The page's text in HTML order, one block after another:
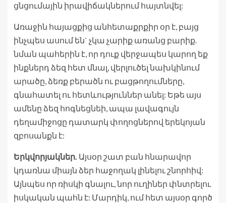
ցնցումային իրավիճակներում հայտնվել:
Առաջին հայացքից անհետաքրքիր օր է, բայց
ինչպես ասում են` չկա չարիք առանց բարիք.
նման պահերին է, որ դուք վերջապես կարող եք
ինքներդ ձեզ հետ մնալ, վերլուծել նախկինում
արածը, ձեռք բերածն ու բացթողումները,
գնահատել ու հետևություններ անել: Եթե այս
ամենը ձեզ հոգնեցնեի, ապա լավագույն
դեղամիջոցը դատարկ փողոցներով երեկոյան
զբոսանքն է:
Երկվորյակներ. Այսօր շատ բան հնարավոր
կդառնա միայն ձեր հաջողակ լինելու շնորհիվ:
Այնպես որ ռիսկի գնալու, նոր ուղիներ փնտրելու
իսկական պահն է: Մարդիկ, ում հետ այսօր գործ